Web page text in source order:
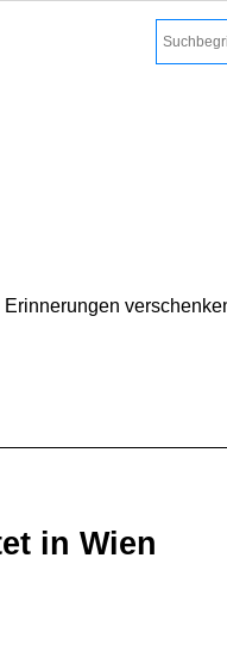
Erinnerungen
in Wien